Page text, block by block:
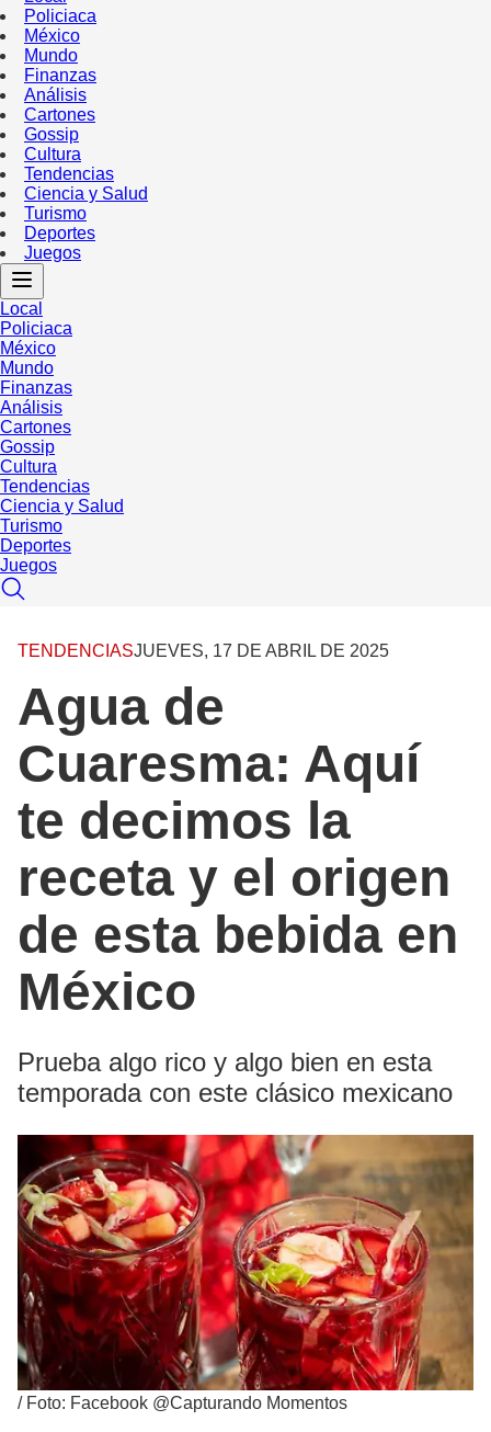
Policiaca
México
Mundo
Finanzas
Análisis
Cartones
Gossip
Cultura
Tendencias
Ciencia y Salud
Turismo
Deportes
Juegos
Local
Policiaca
México
Mundo
Finanzas
Análisis
Cartones
Gossip
Cultura
Tendencias
Ciencia y Salud
Turismo
Deportes
Juegos
TENDENCIASJUEVES, 17 DE ABRIL DE 2025
Agua de
Cuaresma: Aquí
te decimos la
receta y el origen
de esta bebida en
México
Prueba algo rico y algo bien en esta
temporada con este clásico mexicano
/ Foto: Facebook @Capturando Momentos